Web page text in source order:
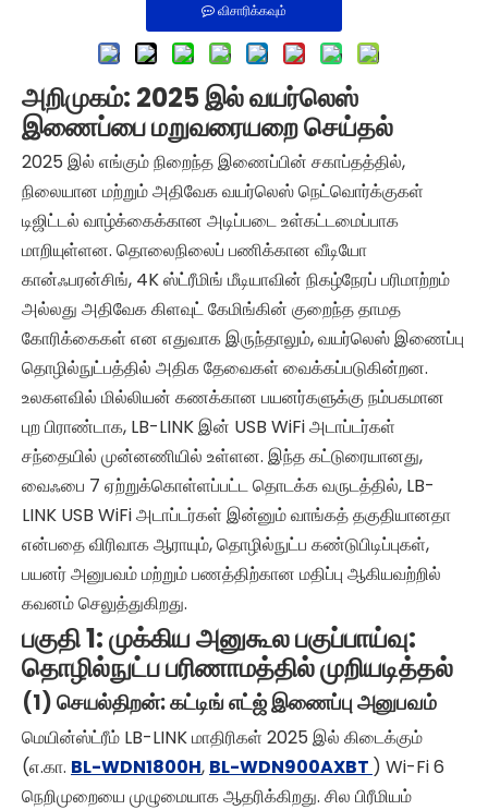
விசாரிக்கவும்
அறிமுகம்: 2025 இல் வயர்லெஸ்
இணைப்பை மறுவரையறை செய்தல்
2025 இல் எங்கும் நிறைந்த இணைப்பின் சகாப்தத்தில்,
நிலையான மற்றும் அதிவேக வயர்லெஸ் நெட்வொர்க்குகள்
டிஜிட்டல் வாழ்க்கைக்கான அடிப்படை உள்கட்டமைப்பாக
மாறியுள்ளன. தொலைநிலைப் பணிக்கான வீடியோ
கான்ஃபரன்சிங், 4K ஸ்ட்ரீமிங் மீடியாவின் நிகழ்நேரப் பரிமாற்றம்
அல்லது அதிவேக கிளவுட் கேமிங்கின் குறைந்த தாமத
கோரிக்கைகள் என எதுவாக இருந்தாலும், வயர்லெஸ் இணைப்பு
தொழில்நுட்பத்தில் அதிக தேவைகள் வைக்கப்படுகின்றன.
உலகளவில் மில்லியன் கணக்கான பயனர்களுக்கு நம்பகமான
புற பிராண்டாக, LB-LINK இன் USB WiFi அடாப்டர்கள்
சந்தையில் முன்னணியில் உள்ளன. இந்த கட்டுரையானது,
வைஃபை 7 ஏற்றுக்கொள்ளப்பட்ட தொடக்க வருடத்தில், LB-
LINK USB WiFi அடாப்டர்கள் இன்னும் வாங்கத் தகுதியானதா
என்பதை விரிவாக ஆராயும், தொழில்நுட்ப கண்டுபிடிப்புகள்,
பயனர் அனுபவம் மற்றும் பணத்திற்கான மதிப்பு ஆகியவற்றில்
கவனம் செலுத்துகிறது.
பகுதி 1: முக்கிய அனுகூல பகுப்பாய்வு:
தொழில்நுட்ப பரிணாமத்தில் முறியடித்தல்
(1) செயல்திறன்: கட்டிங் எட்ஜ் இணைப்பு அனுபவம்
மெயின்ஸ்ட்ரீம் LB-LINK மாதிரிகள் 2025 இல் கிடைக்கும்
(எ.கா. BL-WDN1800H, BL-WDN900AXBT ) Wi-Fi 6
நெறிமுறையை முழுமையாக ஆதரிக்கிறது. சில பிரீமியம்